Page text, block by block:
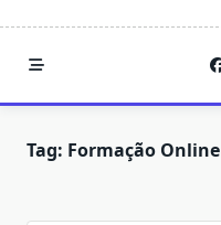
Tag: Formação Online